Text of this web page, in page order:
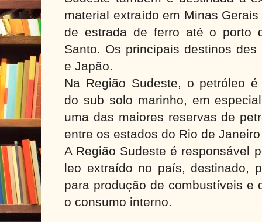
material extraído em Minas
de estrada de ferro até o porto
Santo. Os principais destinos
e Japão.
Na Região Sudeste, o petróleo
do sub solo marinho, em
uma das maiores reservas de
entre os estados do Rio de
A Região Sudeste é responsável
leo extraído no país, destinado,
para produção de combustíveis e
o consumo interno.